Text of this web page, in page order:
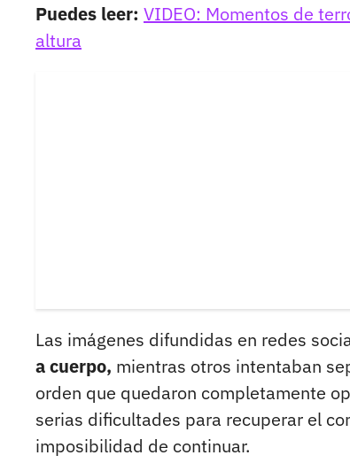
Puedes leer: VIDEO: Momentos de
altura
Las imágenes difundidas en redes
a cuerpo, mientras otros intentaban
orden que quedaron completamente
serias dificultades para recuperar el
imposibilidad de continuar.